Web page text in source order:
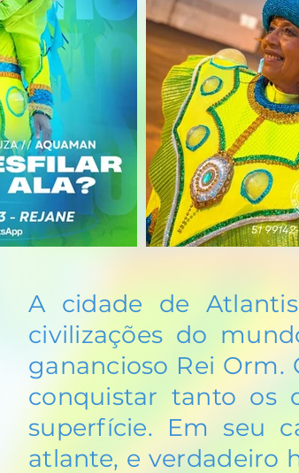
A cidade de
civilizações do
ganancioso Rei Orm.
conquistar tanto os
superfície. Em seu
atlante, e verdadeiro